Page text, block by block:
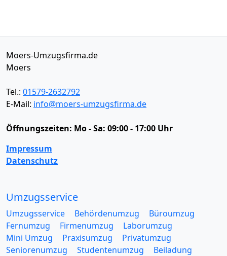
Moers-Umzugsfirma.de
Moers
Tel.: 01579-2632792
E-Mail: info@moers-umzugsfirma.de
Öffnungszeiten: Mo - Sa: 09:00 - 17:00 Uhr
Impressum
Datenschutz
Umzugsservice
Umzugsservice Behördenumzug
Büroumzug
Fernumzug
Firmenumzug
Laborumzug
Mini Umzug
Praxisumzug
Privatumzug
Seniorenumzug
Studentenumzug
Beiladung